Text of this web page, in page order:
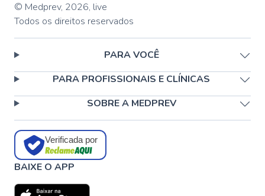
© Medprev, 2026, live
Todos os direitos reservados
PARA VOCÊ
PARA PROFISSIONAIS E CLÍNICAS
SOBRE A MEDPREV
Verificada por
BAIXE O APP